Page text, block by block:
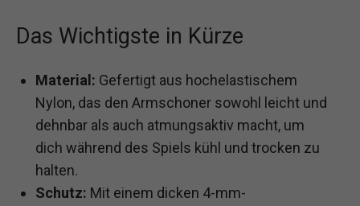
Das Wichtigste in Kürze
Material: Gefertigt aus hochelastischem
Nylon, das den Armschoner sowohl leicht und
dehnbar als auch atmungsaktiv macht, um
dich während des Spiels kühl und trocken zu
halten.
Schutz: Mit einem dicken 4-mm-